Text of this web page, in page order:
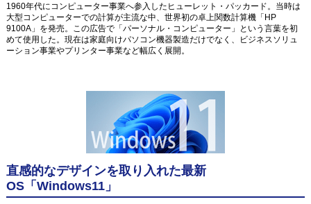
1960年代にコンピューター事業へ参入したヒューレット・パッカード。当時は
大型コンピューターでの計算が主流な中、世界初の卓上関数計算機「HP
9100A」を発売。この広告で「パーソナル・コンピューター」という言葉を初
めて使用した。現在は家庭向けパソコン機器製造だけでなく、ビジネスソリュ
ーション事業やプリンター事業など幅広く展開。
直感的なデザインを取り入れた最新
OS「Windows11」